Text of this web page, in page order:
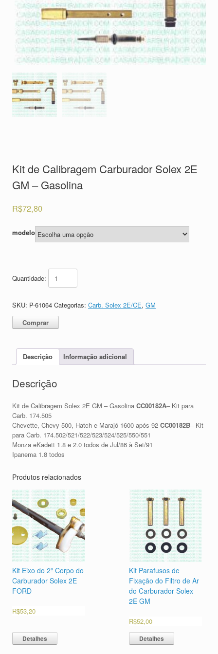
Kit de Calibragem Carburador Solex 2E
GM – Gasolina
R$72,80
modelo
Quantidade:
Comprar
SKU: P-61064 Categorias: Carb. Solex 2E/CE, GM
Descrição Informação adicional
Descrição
Kit de Calibragem Solex 2E GM – Gasolina CC00182A– Kit para
Carb. 174.505
Chevette, Chevy 500, Hatch e Marajó 1600 após 92 CC00182B– Kit
para Carb. 174.502/521/522/523/524/525/550/551
Monza eKadett 1.8 e 2.0 todos de Jul/86 à Set/91
Ipanema 1.8 todos
Produtos relacionados
Kit Eixo do 2º Corpo do
Carburador Solex 2E
FORD
R$53,20
Detalhes
Kit Parafusos de
Fixação do Filtro de Ar
do Carburador Solex
2E GM
R$52,00
Detalhes